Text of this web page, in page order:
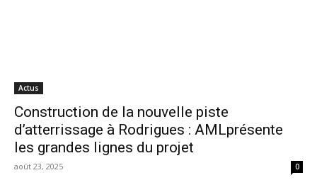
Actus
Construction de la nouvelle piste
d’atterrissage à Rodrigues : AMLprésente
les grandes lignes du projet
août 23, 2025 0